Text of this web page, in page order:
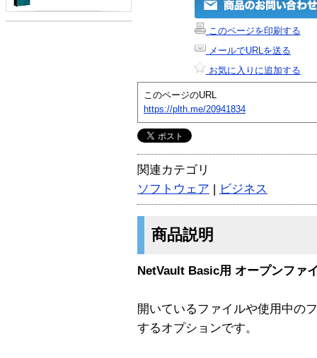
このページを印刷する
メールでURLを送る
お気に入りに追加する
このページのURL
https://plth.me/20941834
関連カテゴリ
ソフトウェア | ビジネス
商品説明
NetVault Basic用 オープンファ
開いているファイルや使用中の
するオプションです。